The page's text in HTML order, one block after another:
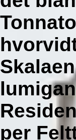
per